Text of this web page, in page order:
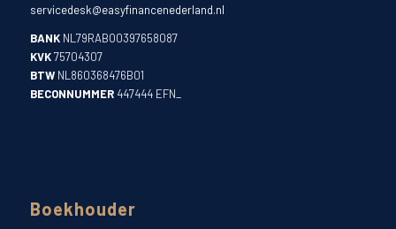
servicedesk@easyfinancenederland.nl
BANKNL79RABO0397658087
KVK75704307
BTWNL860368476B01
BECONNUMMER447444 EFN_
Boekhouder